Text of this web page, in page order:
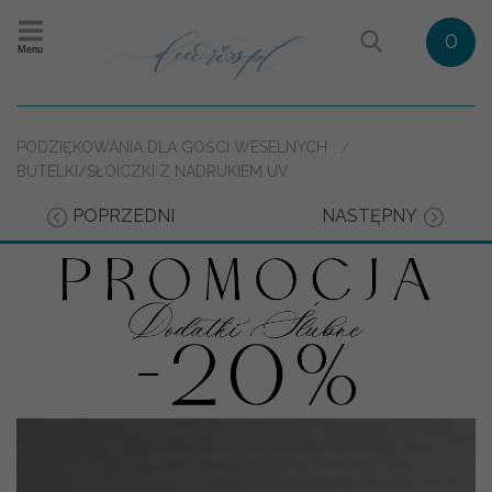
Menu 0
PODZIĘKOWANIA DLA GOŚCI WESELNYCH
BUTELKI/SŁOICZKI Z NADRUKIEM UV
POPRZEDNI NASTĘPNY